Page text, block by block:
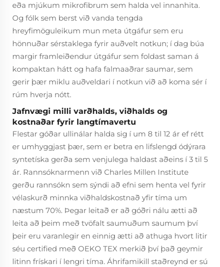
eða mjúkum mikrofibrum sem halda vel innanhita.
Og fólk sem berst við vanda tengda
hreyfimöguleikum mun meta útgáfur sem eru
hönnuðar sérstaklega fyrir auðvelt notkun; í dag búa
margir framleiðendur útgáfur sem foldast saman á
kompaktan hátt og hafa falmaaðrar saumar, sem
gerir þær miklu auðveldari í notkun við að koma sér í
rúm hverja nótt.
Jafnvægi milli varðhalds, viðhalds og
kostnaðar fyrir langtímavertu
Flestar góðar ullinálar halda sig í um 8 til 12 ár ef rétt
er umhyggjast þær, sem er betra en lifslengd ódýrara
syntetíska gerða sem venjulega haldast aðeins í 3 til 5
ár. Rannsóknarmenn við Charles Millen Institute
gerðu rannsókn sem sýndi að efni sem henta vel fyrir
vélaskurð minnka viðhaldskostnað yfir tíma um
næstum 70%. Þegar leitað er að góðri nálu ætti að
leita að þeim með tvöfalt saumuðum saumum því
þeir eru varanlegir en einnig ætti að athuga hvort litir
séu certified með OEKO TEX merkið því það geymir
litinn frískari í lengri tíma. Áhrifamikill staðreynd er sú